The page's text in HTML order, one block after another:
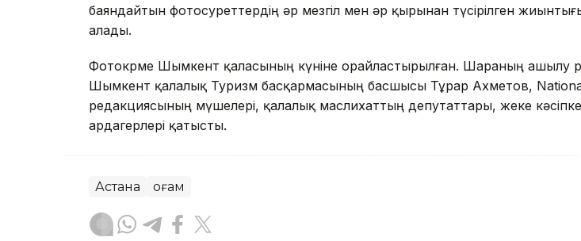
баяндайтын фотосуреттердің әр мезгіл мен әр қырынан түсірілген
алады.
Фотокөрме Шымкент қаласының күніне орайластырылған. Шараның ашылу
Шымкент қалалық Туризм басқармасының басшысы Тұрар Ахметов,
редакциясының мүшелері, қалалық маслихаттың депутаттары, жеке
ардагерлері қатысты.
Астана Қоғам